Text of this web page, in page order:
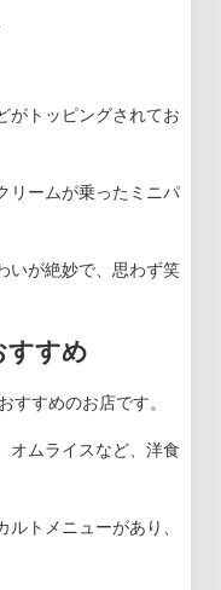
がトッピングされてお
リームが乗ったミニパ
いが絶妙で、思わず笑
すすめ
すすめのお店です。
オムライスなど、洋食
トメニューがあり、